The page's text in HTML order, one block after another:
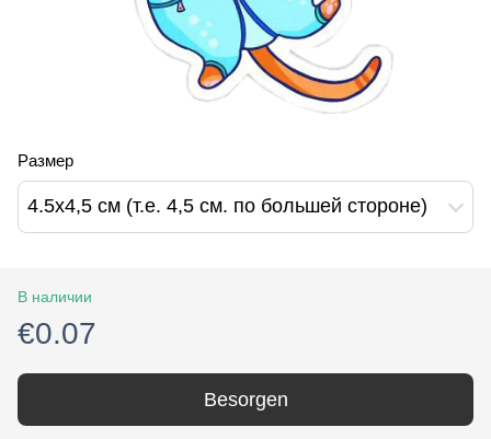
Размер
4.5х4,5 см (т.е. 4,5 см. по большей стороне)
В наличии
€0.07
Besorgen